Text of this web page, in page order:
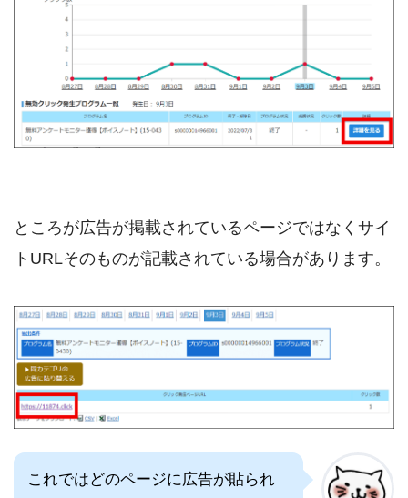
ところが広告が掲載されているページではなくサイ
トURLそのものが記載されている場合があります。
これではどのページに広告が貼られ